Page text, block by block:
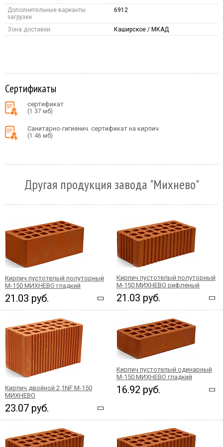
Дополнительные варианты
загрузки
6912
Зона доставки: Каширское / МКАД
Сертификаты
сертификат
(1.37 мб)
Санитарно-гигиенич. сертификат на кирпич
(1.46 мб)
Другая продукция завода "Михнево"
Кирпич пустотелый полуторный
М-150 МИХНЕВО гладкий
21.03 руб.
Кирпич пустотелый полуторный
М-150 МИХНЕВО рифленый
21.03 руб.
Кирпич двойной 2,1NF М-150
МИХНЕВО
23.07 руб.
Кирпич пустотелый одинарный
М-150 МИХНЕВО гладкий
16.92 руб.